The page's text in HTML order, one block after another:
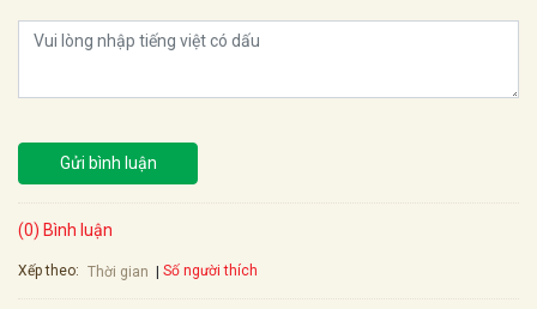
Gửi bình luận
(0) Bình luận
Xếp theo: Thời gian Số người thích